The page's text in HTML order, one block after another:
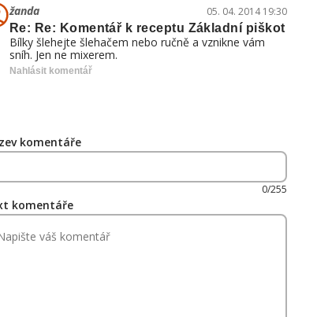
žanda
05. 04. 2014 19:30
Re: Re: Komentář k receptu Základní piškot
Bílky šlehejte šlehačem nebo ručně a vznikne vám
sníh. Jen ne mixerem.
Nahlásit komentář
komentáře
0/255
komentáře